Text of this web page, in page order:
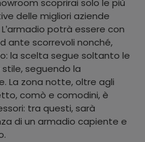
scoprirai solo le più
delle migliori aziende
potrà essere con
ante scorrevoli nonché,
la scelta segue soltanto le
seguendo la
La zona notte, oltre agli
comò e comodini, è
tra questi, sarà
di un armadio capiente e